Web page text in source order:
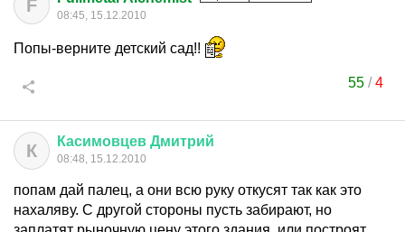
F 08:45, 15.12.2010
Попы-верните детский сад!!
55 /4
К Касимовцев Дмитрий
08:48, 15.12.2010
попам дай палец, а они всю руку откусят так как это
нахаляву. С другой стороны пусть забирают, но